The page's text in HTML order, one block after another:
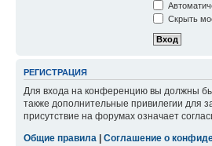
Скрыть
РЕГИСТРАЦИЯ
Для входа на конференцию вы должны
также дополнительные привилегии для
присутствие на форумах означает
Общие правила | Соглашение о